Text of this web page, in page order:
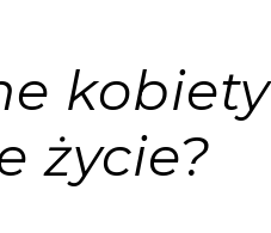
kobiety
życie?